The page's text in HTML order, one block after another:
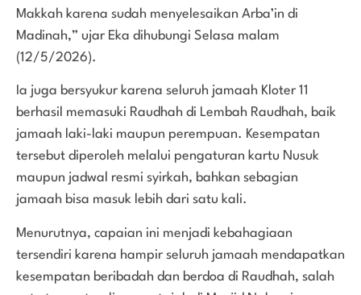
Makkah karena sudah menyelesaikan Arba’in di
Madinah,” ujar Eka dihubungi Selasa malam
(12/5/2026).
Ia juga bersyukur karena seluruh jamaah Kloter 11
berhasil memasuki Raudhah di Lembah Raudhah, baik
jamaah laki-laki maupun perempuan. Kesempatan
tersebut diperoleh melalui pengaturan kartu Nusuk
maupun jadwal resmi syirkah, bahkan sebagian
jamaah bisa masuk lebih dari satu kali.
Menurutnya, capaian ini menjadi kebahagiaan
tersendiri karena hampir seluruh jamaah mendapatkan
kesempatan beribadah dan berdoa di Raudhah, salah